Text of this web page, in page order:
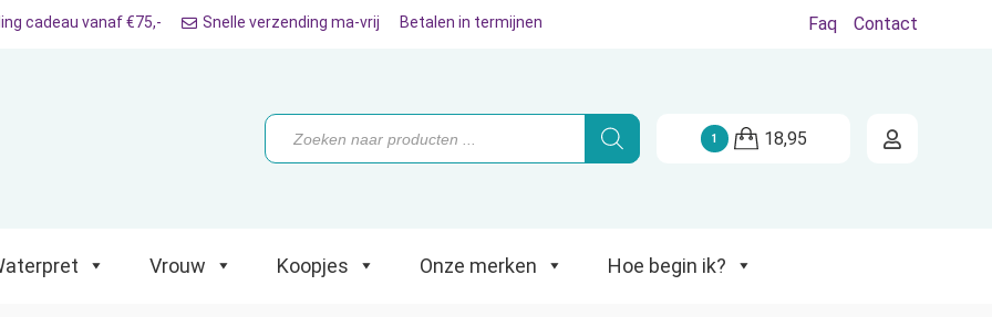
Koopjes Onze merken Hoe begin ik?
cadeau vanaf €75,- Snelle verzending ma-vrij Betalen in termijnen Faq Contact
Producten
zoeken
1 18,95
Vrouw Koopjes Onze merken Hoe begin ik?